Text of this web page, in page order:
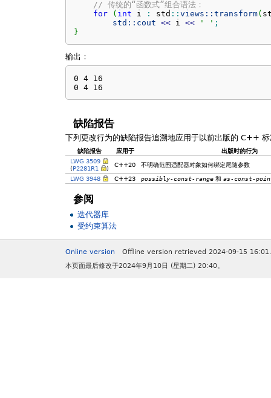
// 传统的“函数式”组合语法：
for
( int i : std :: views:: transform(
std:: cout << i << ' ' ;
}
输出：
0 4 16
0 4 16
缺陷报告
下列更改行为的缺陷报告追溯地应用于以前出版的 C++
缺陷报告 应用于
出版时的行为
LWG 3509
(P2281R1 ) C++20
不明确范围适配器对象如何绑定尾随参数
LWG 3948
C++23 possibly-const-range和 as-const-
参阅
迭代器库
受约束算法
Online version
Offline version retrieved 2024-09-15 16:01.
本页面最后修改于2024年9月10日 (星期二) 20:40。